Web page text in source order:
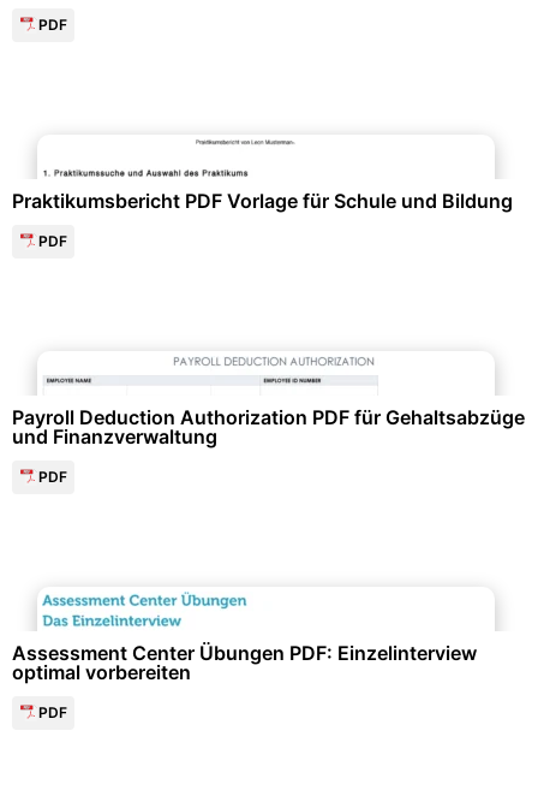
PDF
Praktikumsbericht PDF Vorlage für Schule und Bildung
PDF
Payroll Deduction Authorization PDF für Gehaltsabzüge
und Finanzverwaltung
PDF
Assessment Center Übungen PDF: Einzelinterview
optimal vorbereiten
PDF